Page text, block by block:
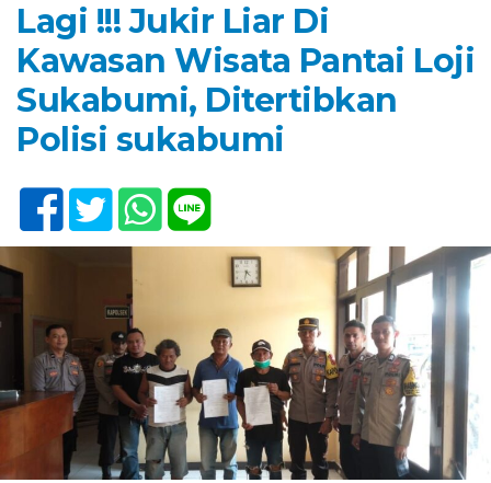
Lagi !!! Jukir Liar Di
Kawasan Wisata Pantai Loji
Sukabumi, Ditertibkan
Polisi sukabumi